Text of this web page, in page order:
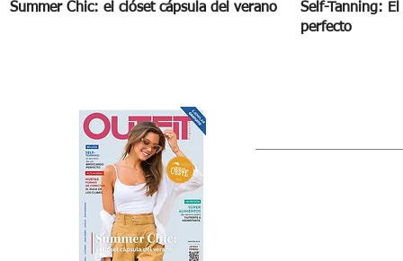
Summer Chic: el clóset cápsula del verano
Self-Tanning:
perfecto